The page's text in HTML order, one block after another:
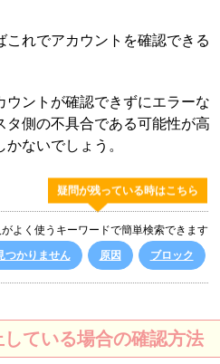
れでアカウントを確認できる
ウントが確認できずにエラーな
タ側の不具合である可能性が高
ないでしょう。
疑問が残っている時はこちら
よく使うキーワードで簡単検索できます
つかりません 原因 ブロック
ている場合の確認方法